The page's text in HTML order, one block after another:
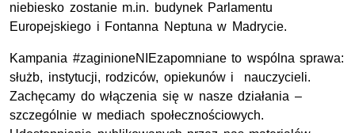
niebiesko zostanie m.in. budynek Parlamentu
Europejskiego i Fontanna Neptuna w Madrycie.
Kampania #zaginioneNIEzapomniane to wspólna sprawa:
służb, instytucji, rodziców, opiekunów i nauczycieli.
Zachęcamy do włączenia się w nasze działania –
szczególnie w mediach społecznościowych.